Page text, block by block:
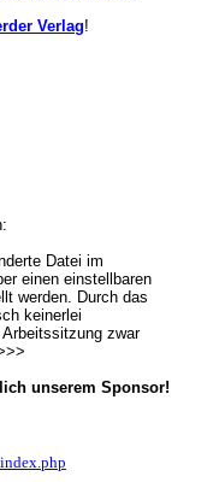
Verlag!
Datei im
einen einstellbaren
werden. Durch das
keinerlei
zwar
unserem Sponsor!